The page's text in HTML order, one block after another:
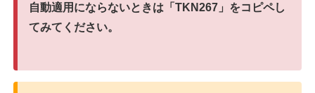
自動適用にならないときは「TKN267」をコピペし
てみてください。